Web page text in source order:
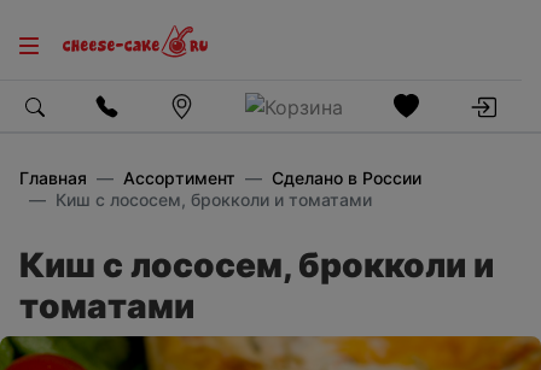
Главная Ассортимент
Сделано в России
Киш с лососем, брокколи и томатами
Киш с лососем, брокколи и
томатами